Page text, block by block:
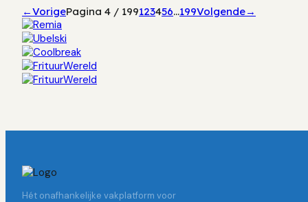
←VorigePagina 4 / 199123456…199Volgende→
Hét onafhankelijke vakplatform voor